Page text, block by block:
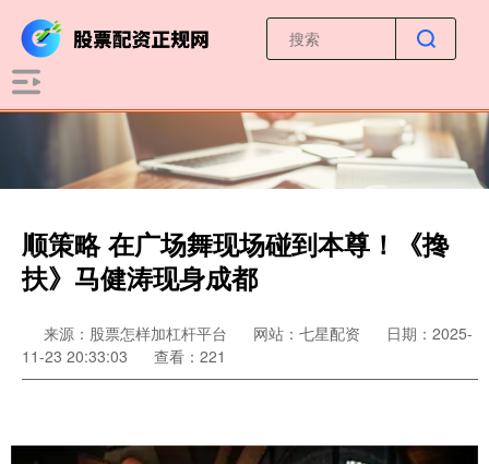
顺策略 在广场舞现场碰到本尊！《搀
扶》马健涛现身成都
来源：股票怎样加杠杆平台 网站：七星配资
日期：2025-
11-23 20:33:03
查看：221